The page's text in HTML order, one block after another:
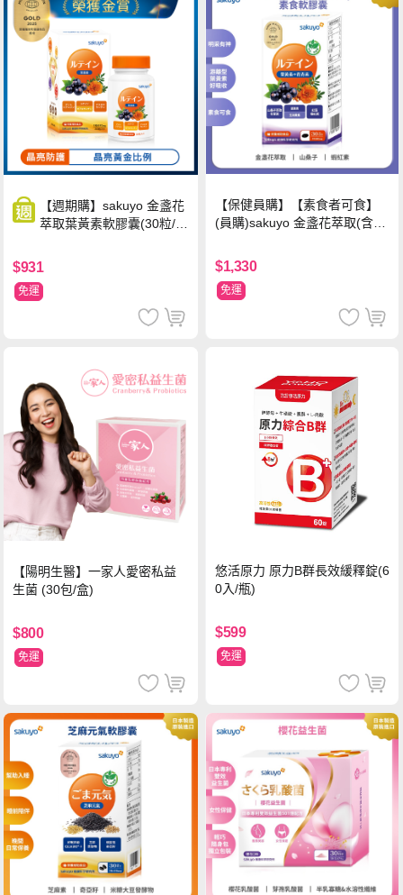
【週期購】sakuyo 金盞花
萃取葉黃素軟膠囊(30粒/
$931
免運
【保健員購】【素食者可食】
(員購)sakuyo 金盞花萃取(含葉
瓶)
$1,330
免運
【陽明生醫】一家人愛密私益
生菌 (30包/盒)
$800
免運
悠活原力 原力B群長效緩釋錠(6
0入/瓶)
$599
免運